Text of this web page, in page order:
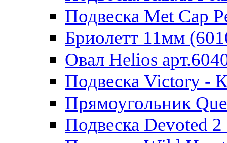
Подвеска Met Cap
Бриолетт 11мм
Овал Helios
Подвеска Victory -
Прямоугольник
Подвеска Devoted